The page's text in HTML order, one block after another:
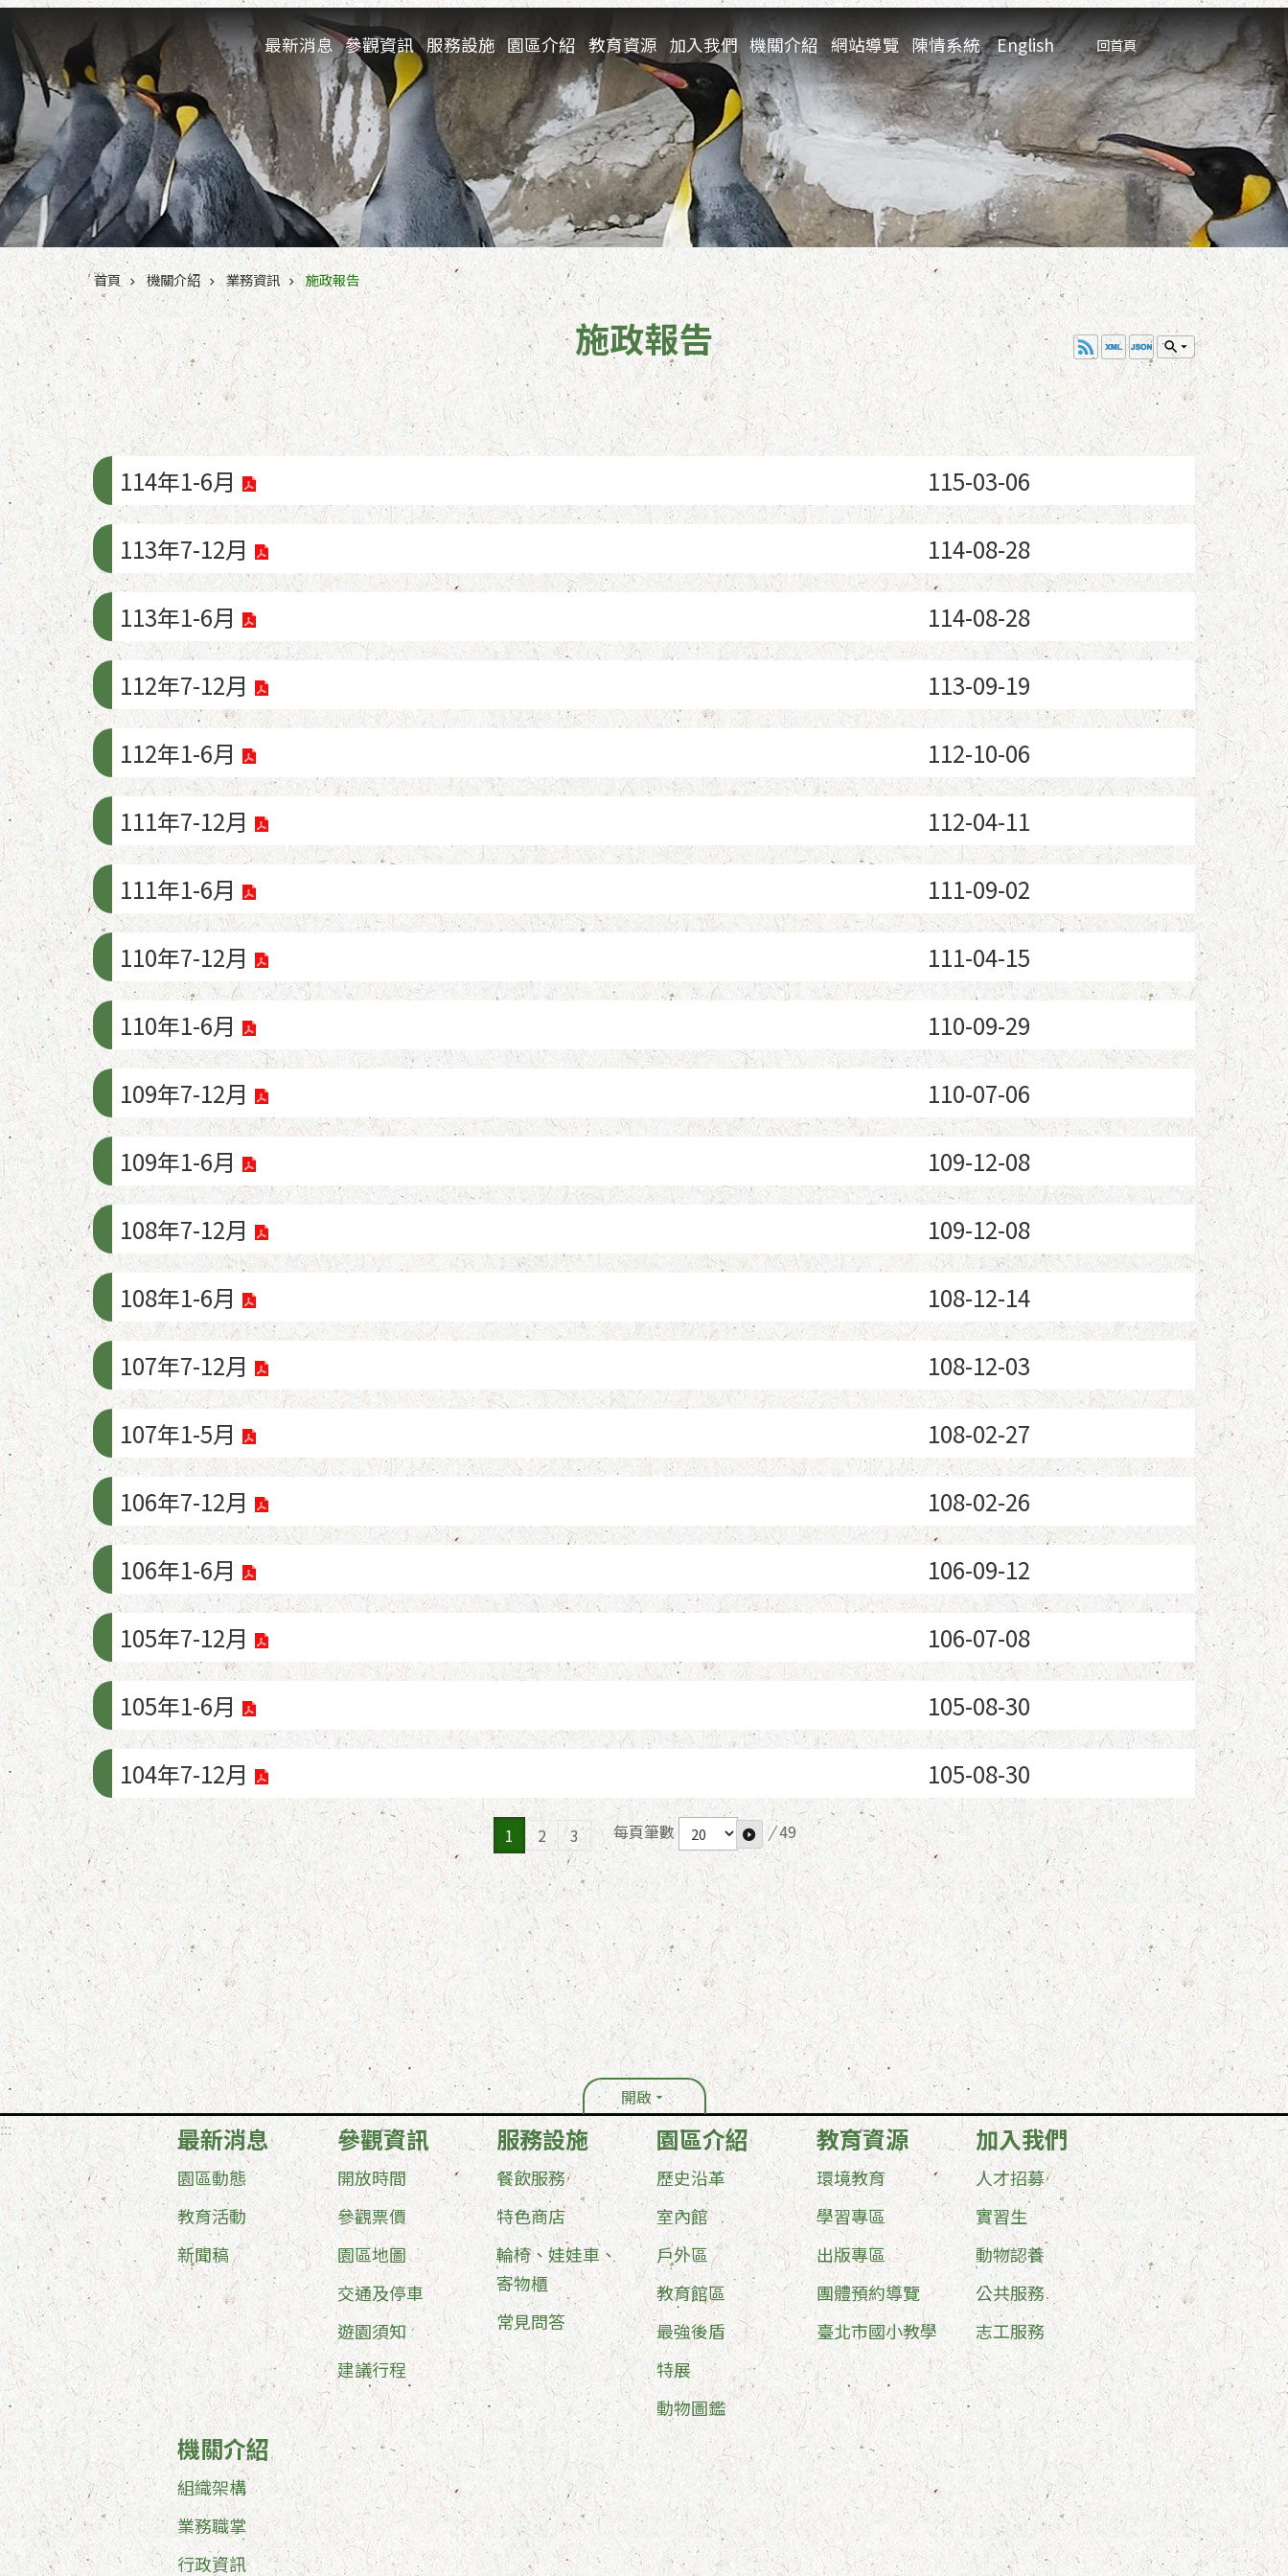
:::
回首頁
最新消息 參觀資訊 服務設施 園區介紹 教育資源 加入我們 機關介紹 網站導覽 陳情系統 English
:::
首頁 機關介紹 業務資訊 施政報告
施政報告
114年1-6月 115-03-06
113年7-12月 114-08-28
113年1-6月 114-08-28
112年7-12月 113-09-19
112年1-6月 112-10-06
111年7-12月 112-04-11
111年1-6月 111-09-02
110年7-12月 111-04-15
110年1-6月 110-09-29
109年7-12月 110-07-06
109年1-6月 109-12-08
108年7-12月 109-12-08
108年1-6月 108-12-14
107年7-12月 108-12-03
107年1-5月 108-02-27
106年7-12月 108-02-26
106年1-6月 106-09-12
105年7-12月 106-07-08
105年1-6月 105-08-30
104年7-12月 105-08-30
1 2 3 每頁筆數 / 49
開啟
:::
最新消息
園區動態
教育活動
新聞稿
參觀資訊
開放時間
參觀票價
園區地圖
交通及停車
遊園須知
建議行程
服務設施
餐飲服務
特色商店
輪椅、娃娃車、
寄物櫃
常見問答
園區介紹
歷史沿革
室內館
戶外區
教育館區
最強後盾
特展
動物圖鑑
教育資源
環境教育
學習專區
出版專區
團體預約導覽
臺北市國小教學
加入我們
人才招募
實習生
動物認養
公共服務
志工服務
機關介紹
組織架構
業務職掌
行政資訊